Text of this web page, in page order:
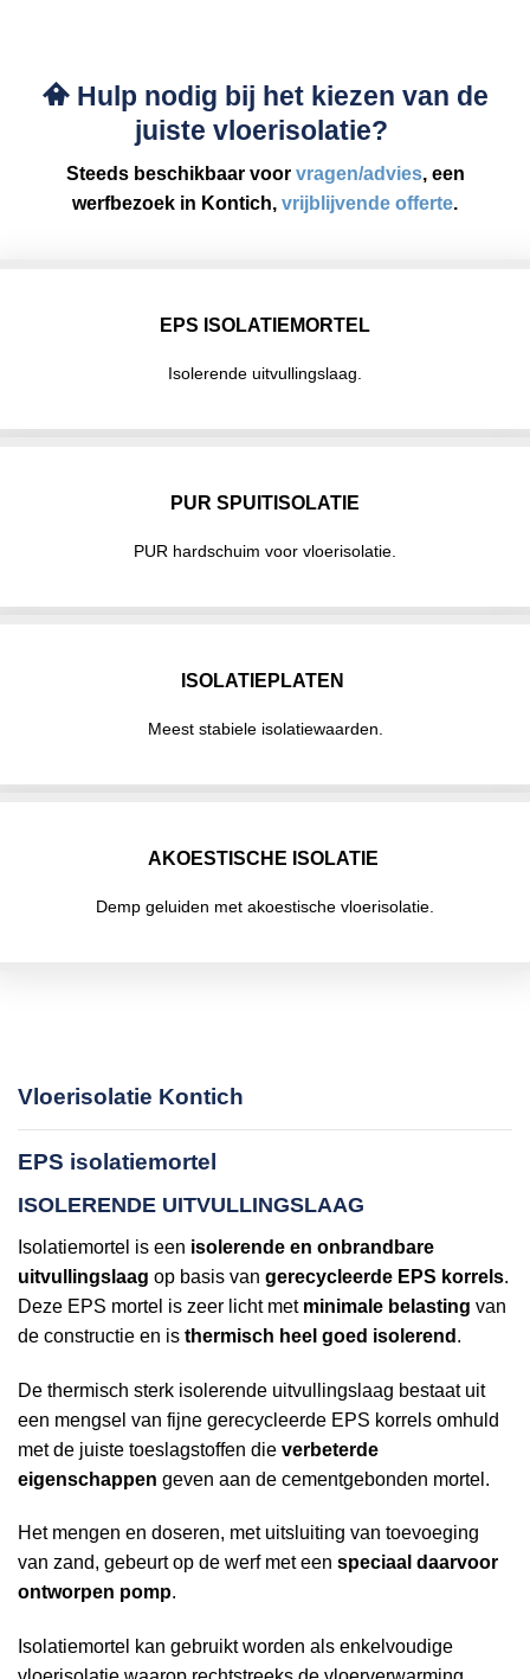
Hulp nodig bij het kiezen van de
juiste vloerisolatie?
Steeds beschikbaar voor vragen/advies, een
werfbezoek in Kontich, vrijblijvende offerte.
EPS ISOLATIEMORTEL
Isolerende uitvullingslaag.
PUR SPUITISOLATIE
PUR hardschuim voor vloerisolatie.
ISOLATIEPLATEN
Meest stabiele isolatiewaarden.
AKOESTISCHE ISOLATIE
Demp geluiden met akoestische vloerisolatie.
Vloerisolatie Kontich
EPS isolatiemortel
ISOLERENDE UITVULLINGSLAAG
Isolatiemortel is een isolerende en onbrandbare
uitvullingslaag op basis van gerecycleerde EPS korrels.
Deze EPS mortel is zeer licht met minimale belasting van
de constructie en is thermisch heel goed isolerend .
De thermisch sterk isolerende uitvullingslaag bestaat uit
een mengsel van fijne gerecycleerde EPS korrels omhuld
met de juiste toeslagstoffen die verbeterde
eigenschappen geven aan de cementgebonden mortel.
Het mengen en doseren, met uitsluiting van toevoeging
van zand, gebeurt op de werf met een speciaal daarvoor
ontworpen pomp.
Isolatiemortel kan gebruikt worden als enkelvoudige